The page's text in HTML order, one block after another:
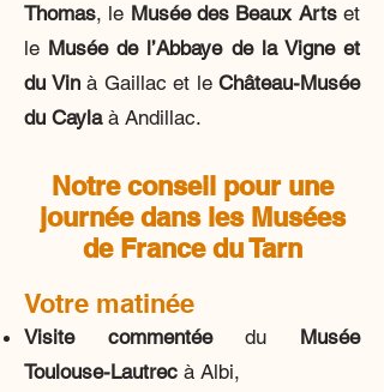
Thomas, le Musée des Beaux Artset
le Musée de l’Abbaye de la Vigne et
du Vinà Gaillac et le Château-Musée
du Caylaà Andillac.
Notre conseil pour une
journée dans les Musées
de France du Tarn
Votre matinée
Visite commentéedu Musée
Toulouse-Lautrec à Albi,